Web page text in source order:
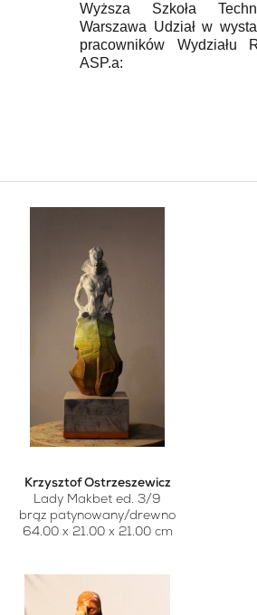
Wyższa Szkoła
Warszawa Udział w
pracowników Wydziału
ASP.a:
Krzysztof Ostrzeszewicz
Lady Makbet ed. 3/9
brąz patynowany/drewno
64.00 x 21.00 x 21.00 cm